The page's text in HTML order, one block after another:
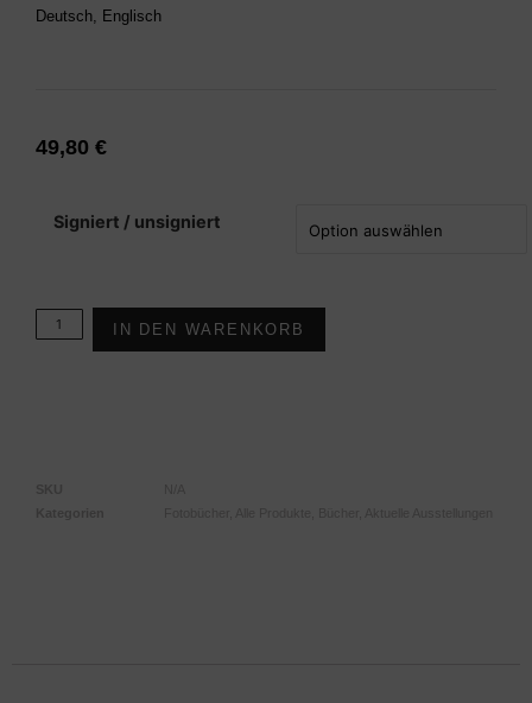
Deutsch, Englisch
49,80 €
Signiert / unsigniert
IN DEN WARENKORB